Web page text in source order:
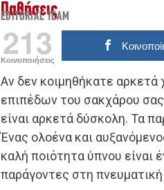
Παθήσεις
EDITORIAL TEAM
213
Κοινοποιήσεις
Αν δεν κοιμηθήκατε
επιπέδων του σακχάρου
είναι αρκετά δύσκολη. Τα
Ένας ολοένα και
καλή ποιότητα ύπνου είναι
παράγοντες στη